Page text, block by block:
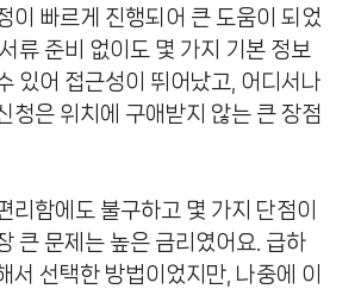
이 빠르게 진행되어 큰 도움이 되었
류 준비 없이도 몇 가지 기본 정보
있어 접근성이 뛰어났고, 어디서나
청은 위치에 구애받지 않는 큰 장점
리함에도 불구하고 몇 가지 단점이
큰 문제는 높은 금리였어요. 급하
서 선택한 방법이었지만, 나중에 이